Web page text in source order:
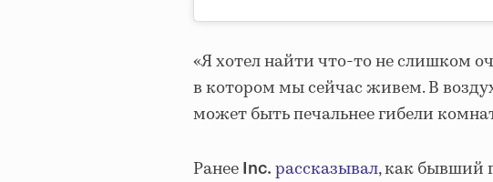
«Я хотел найти что-то не слишком
в котором мы сейчас живем. В
может быть печальнее гибели
Ранее Inc. рассказывал, как бывший